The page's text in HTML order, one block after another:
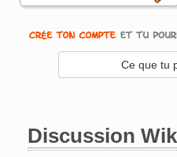
Ce que tu
Discussion